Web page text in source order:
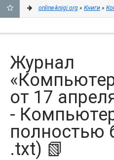
ЗАКЛАДКИ
online-knigi.org » Книги »
Журнал
от 17
-
полностью
.txt) 📗